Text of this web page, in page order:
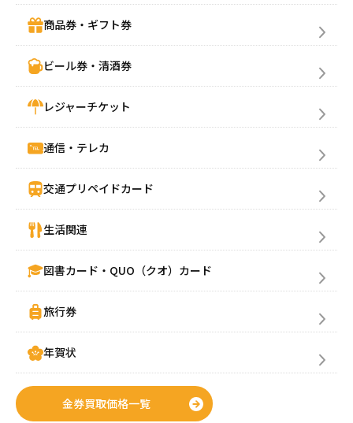
売りたい金券の買取価格を検索
買いたい金券を検索
商品券・ギフト券
ビール券・清酒券
レジャーチケット
通信・テレカ
交通プリペイドカード
生活関連
図書カード・QUO（クオ）カード
旅行券
年賀状
金券買取価格一覧